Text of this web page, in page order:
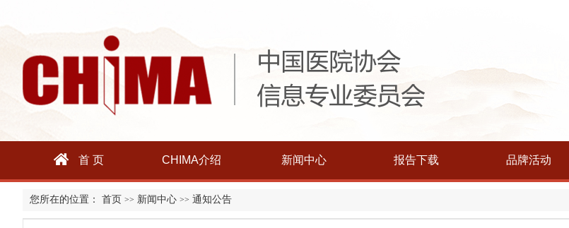
首 页 CHIMA介绍 新闻中心 报告下载 品牌活动
您所在的位置： 首页 >> 新闻中心 >> 通知公告